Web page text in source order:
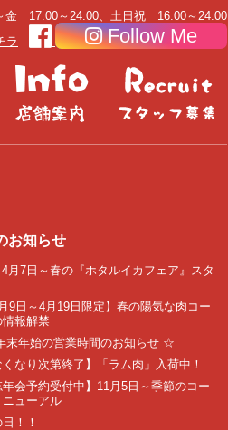
金 17:00～24:00、土日祝 16:00～24:00
ラ Follow Me
お知らせ
月7日～春の『ホタルイカフェア』スタ
月9日～4月19日限定】春の陽気な肉コー
情報解禁
末年始の営業時間のお知らせ ☆
くなり次第終了】「ラム肉」入荷中！
年会予約受付中】11月5日～季節のコー
ニューアル
！！